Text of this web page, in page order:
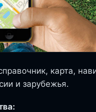
карта,
и зарубежья.